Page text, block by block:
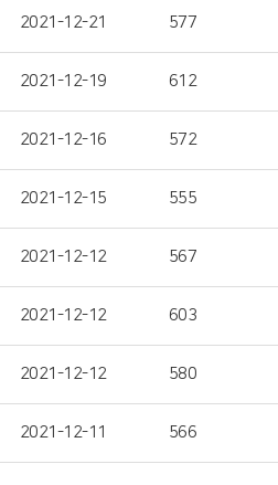
2021-12-21 577
2021-12-19 612
2021-12-16 572
2021-12-15 555
2021-12-12 567
2021-12-12 603
2021-12-12 580
2021-12-11 566